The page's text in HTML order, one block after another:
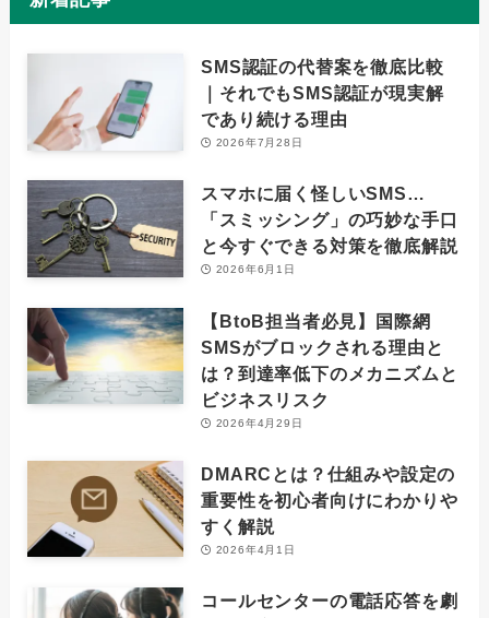
SMS認証の代替案を徹底比較
｜それでもSMS認証が現実解
であり続ける理由
2026年7月28日
スマホに届く怪しいSMS…
「スミッシング」の巧妙な手口
と今すぐできる対策を徹底解説
2026年6月1日
【BtoB担当者必見】国際網
SMSがブロックされる理由と
は？到達率低下のメカニズムと
ビジネスリスク
2026年4月29日
DMARCとは？仕組みや設定の
重要性を初心者向けにわかりや
すく解説
2026年4月1日
コールセンターの電話応答を劇